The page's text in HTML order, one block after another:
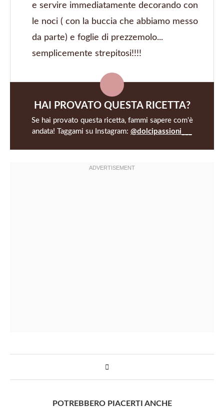
e servire immediatamente decorando con
le noci ( con la buccia che abbiamo messo
da parte) e foglie di prezzemolo...
semplicemente strepitosi!!!!
HAI PROVATO QUESTA RICETTA?
Se hai provato questa ricetta, fammi sapere com'è
andata! Taggami su Instagram: @dolcipassioni___
POTREBBERO PIACERTI ANCHE